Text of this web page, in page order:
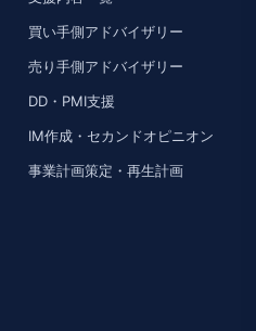
買い手側アドバイザリー
売り手側アドバイザリー
DD・PMI支援
IM作成・セカンドオピニオン
事業計画策定・再生計画